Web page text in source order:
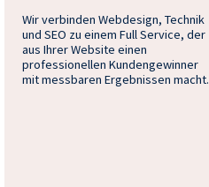
Wir verbinden Webdesign, Technik
und SEO zu einem Full Service, der
aus Ihrer Website einen
professionellen Kundengewinner
mit messbaren Ergebnissen macht.